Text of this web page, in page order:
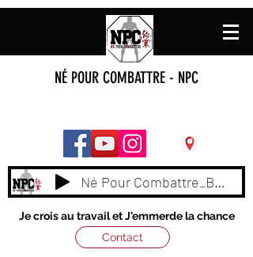
NÉ POUR COMBATTRE - NPC
Né Pour Combattre_BY_ NAAS
Je crois au travail et J'emmerde la chance
Contact